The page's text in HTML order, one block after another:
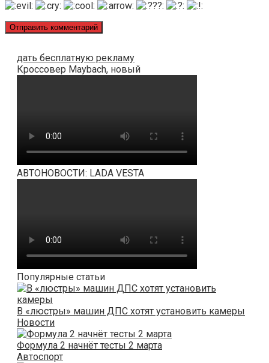
дать бесплатную рекламу
Кроссовер Maybach, новый
АВТОНОВОСТИ: LADA VESTA
Популярные статьи
В «люстры» машин ДПС хотят установить камеры
Новости
Формула 2 начнёт тесты 2 марта
Автоспорт